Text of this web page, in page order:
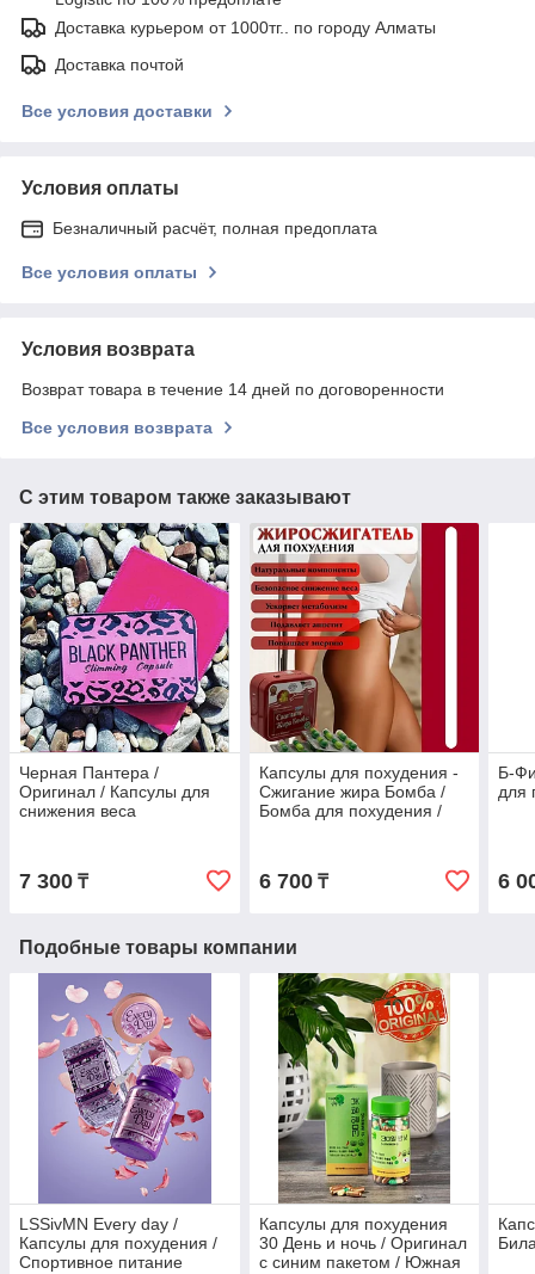
Доставка курьером от 1000тг.. по городу Алматы
Доставка почтой
Все условия доставки
Условия оплаты
Безналичный расчёт, полная предоплата
Все условия оплаты
Условия возврата
Возврат товара в течение 14 дней по договоренности
Все условия возврата
С этим товаром также заказывают
Черная Пантера /
Оригинал / Капсулы для
снижения веса
7 300 ₸
Капсулы для похудения -
Сжигание жира Бомба /
Бомба для похудения /
6 700₸
Б-
для
6
Подобные товары компании
LSSivMN Every day /
Капсулы для похудения /
Спортивное питание
Капсулы для похудения
30 День и ночь / Оригинал
с синим пакетом / Южная